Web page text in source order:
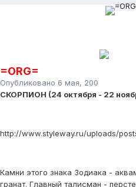
=ORG=
Опубликовано 6 мая, 2008
СКОРПИОН (24 октября - 22
http://www.styleway.ru/uploads/
Камни этого знака Зодиака -
гранат. Главный талисман -